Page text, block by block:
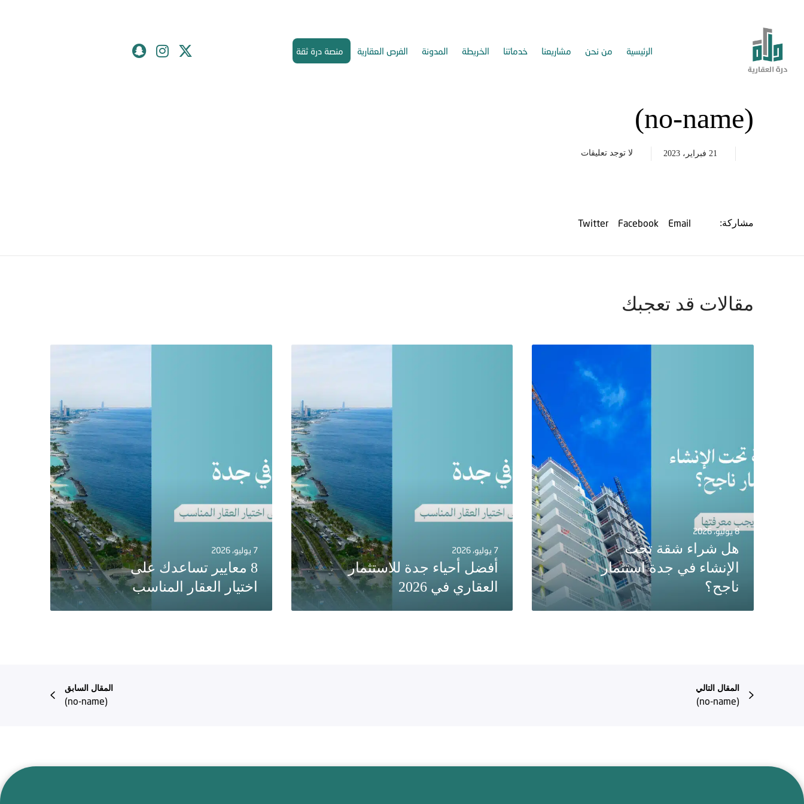
الرئيسية من نحن مشاريعنا خدماتنا الخريطة المدونة الفرص العقارية منصة درة ثقة
(no-name)
21 فبراير، 2023 لا توجد تعليقات
مشاركة: Email
Facebook
Twitter
مقالات قد تعجبك
8 يوليو، 2026
هل شراء شقة تحت
الإنشاء في جدة استثمار
ناجح؟
7 يوليو، 2026
أفضل أحياء جدة للاستثمار
العقاري في 2026
7 يوليو، 2026
8 معايير تساعدك على
اختيار العقار المناسب
المقال السابق
(no-name)
المقال التالي
(no-name)